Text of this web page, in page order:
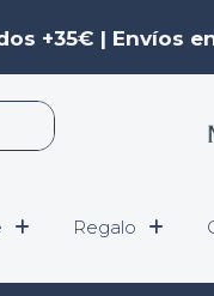
+35€ | Envíos
Regalo